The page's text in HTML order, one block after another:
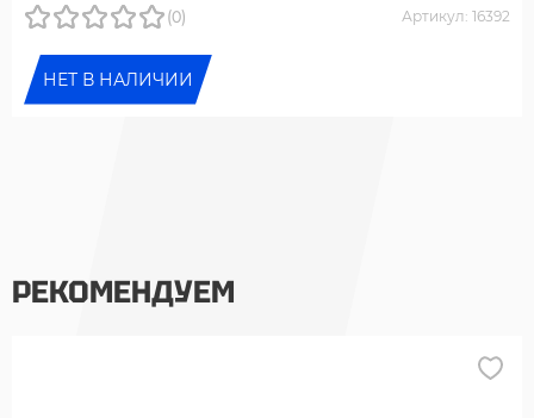
(0) Артикул: 16392
НЕТ В НАЛИЧИИ
РЕКОМЕНДУЕМ